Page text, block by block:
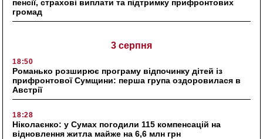
пенсії, страхові виплати та підтримку прифронтових
громад
3 серпня
18:50
Романько розширює програму відпочинку дітей із
прифронтової Сумщини: перша група оздоровилася в
Австрії
18:28
Ніколаєнко: у Сумах погодили 115 компенсацій на
відновлення житла майже на 6,6 млн грн